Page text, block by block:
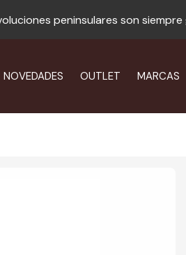
peninsulares son
NOVEDADES OUTLET MARCAS